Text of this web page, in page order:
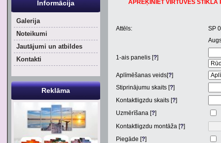
APRĒĶINIET VIRTUVES
Attēls:
SP
1-ais panelis [?]
Aplīmēšanas veids[?]
Stiprinājumu skaits [?]
Kontaktligzdu skaits [?]
Uzmērīšana [?]
Kontaktligzdu montāža [?]
Piegāde [?]
Informācija
Galerija
Noteikumi
Jautājumi un atbildes
Kontakti
Reklāma